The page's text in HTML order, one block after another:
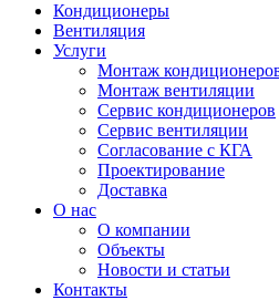
Кондиционеры
Вентиляция
Услуги
Монтаж
Монтаж вентиляции
Сервис кондиционеров
Сервис вентиляции
Согласование с КГА
Проектирование
Доставка
О нас
О компании
Объекты
Новости и статьи
Контакты